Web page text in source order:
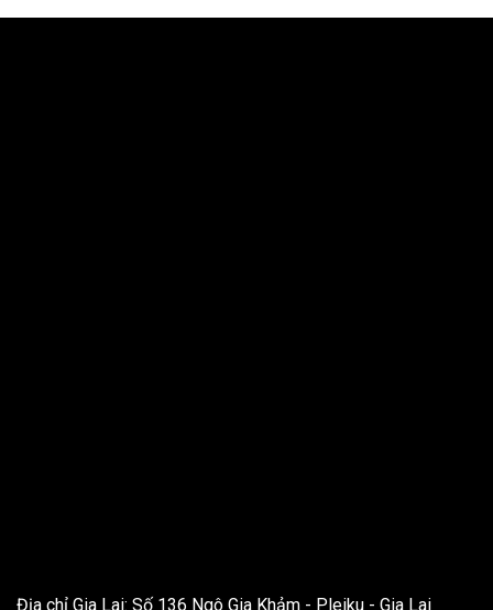
Địa chỉ Gia Lai: Số 136 Ngô Gia Khảm - Pleiku - Gia Lai